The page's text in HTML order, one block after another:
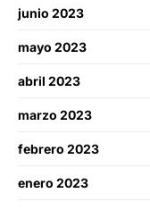
junio 2023
mayo 2023
abril 2023
marzo 2023
febrero 2023
enero 2023